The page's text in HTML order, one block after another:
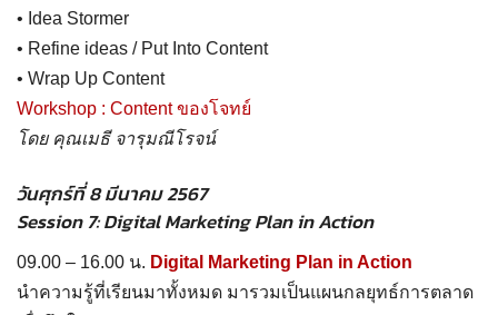
• Idea Stormer
• Refine ideas / Put Into Content
• Wrap Up Content
Workshop : Content ของโจทย์
โดย คุณเมธี จารุมณีโรจน์
วันศุกร์ที่ 8 มีนาคม 2567
Session 7: Digital Marketing Plan in Action
09.00 – 16.00 น. Digital Marketing Plan in Action
นำความรู้ที่เรียนมาทั้งหมด มารวมเป็นแผนกลยุทธ์การตลาด